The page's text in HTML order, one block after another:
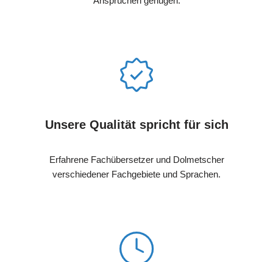
Unsere Qualität spricht für sich
Erfahrene Fachübersetzer und Dolmetscher
verschiedener Fachgebiete und Sprachen.